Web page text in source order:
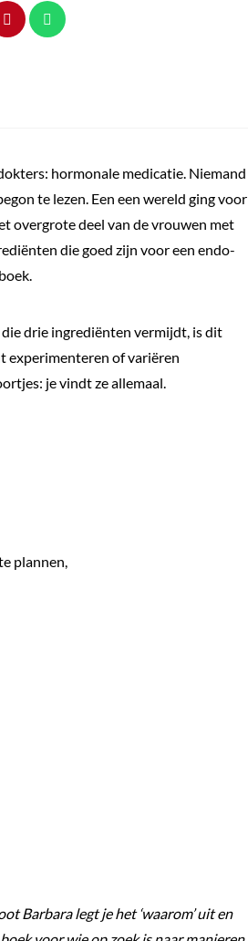
hormonale medicatie. Niemand
te lezen. Een een wereld ging voor
overgrote deel van de vrouwen met
die goed zijn voor een endo-
drie ingrediënten vermijdt, is dit
experimenteren of variëren
je vindt ze allemaal.
plannen,
Barbara legt je het ‘waarom’ uit en